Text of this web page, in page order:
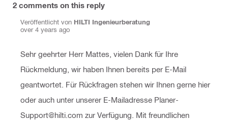
2 comments on this reply
Veröffentlicht von HILTI Ingenieurberatung
over 4 years ago
Sehr geehrter Herr Mattes, vielen Dank für Ihre
Rückmeldung, wir haben Ihnen bereits per E-Mail
geantwortet. Für Rückfragen stehen wir Ihnen gerne hier
oder auch unter unserer E-Mailadresse Planer-
Support@hilti.com zur Verfügung. Mit freundlichen